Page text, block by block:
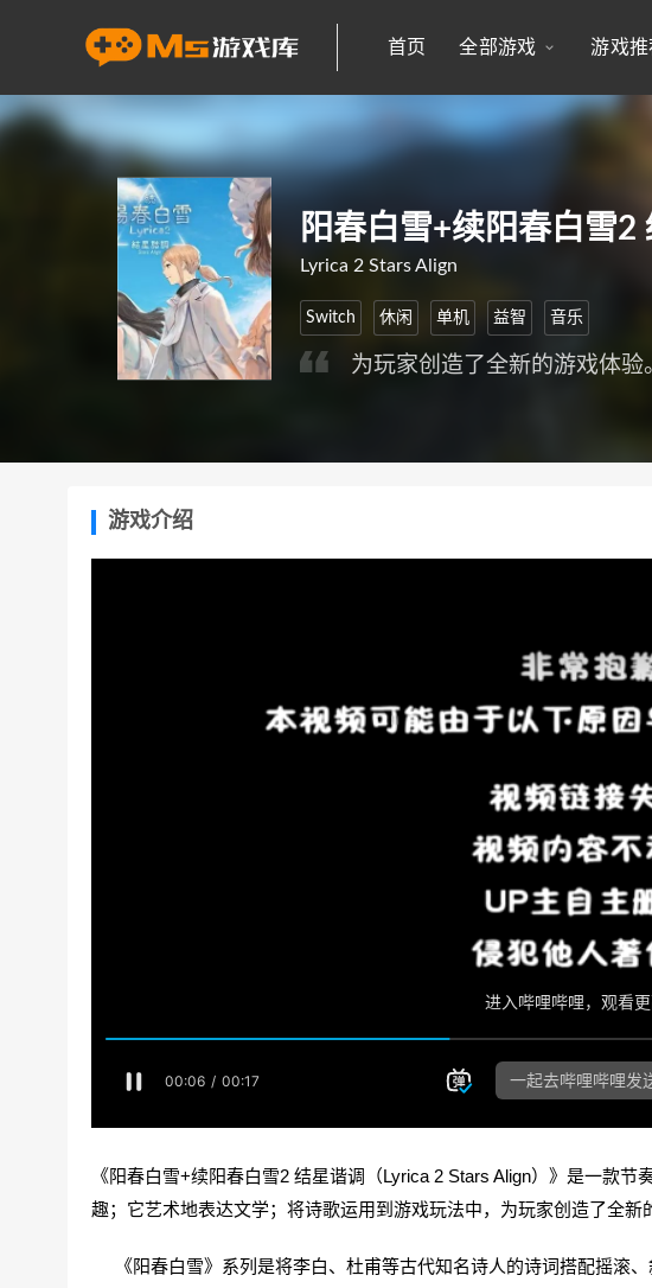
首页 全部游戏 游戏推
阳春白雪+续阳春白雪2
Lyrica 2 Stars Align
Switch 休闲 单机 益智 音乐
为玩家创造了全新的游戏体验
游戏介绍
《阳春白雪+续阳春白雪2 结星谐调（Lyrica 2 Stars Align）》是一款
趣；它艺术地表达文学；将诗歌运用到游戏玩法中，为玩家创造了全新
《阳春白雪》系列是将李白、杜甫等古代知名诗人的诗词搭配摇滚